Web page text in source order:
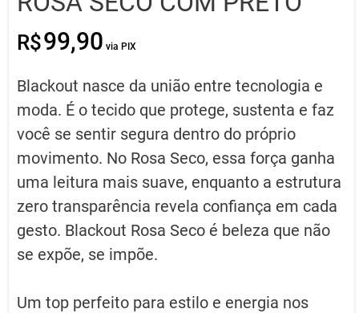
R$99,90
era:
R$99,90.
é:
R$49,95.
Blackout nasce da união entre tecnologia e
moda. É o tecido que protege, sustenta e faz
você se sentir segura dentro do próprio
movimento. No Rosa Seco, essa força ganha
uma leitura mais suave, enquanto a estrutura
zero transparência revela confiança em cada
gesto. Blackout Rosa Seco é beleza que não
se expõe, se impõe.
Um top perfeito para estilo e energia nos